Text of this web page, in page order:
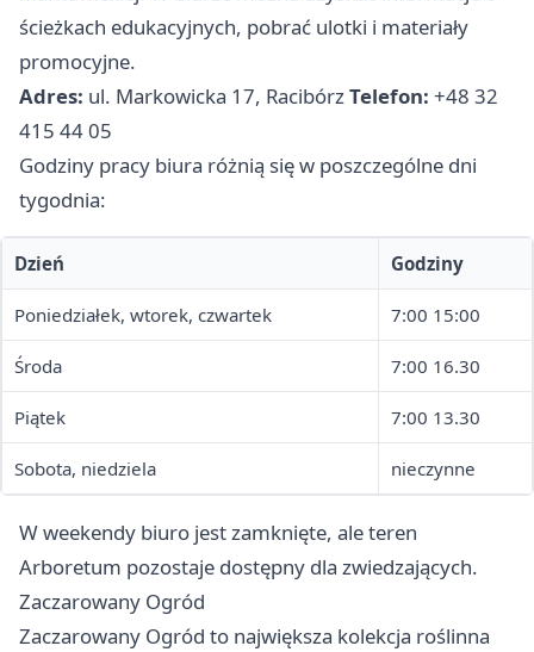
ścieżkach edukacyjnych, pobrać ulotki i materiały
promocyjne.
Adres: ul. Markowicka 17, RacibórzTelefon: +48 32
415 44 05
Godziny pracy biura różnią się w poszczególne dni
tygodnia:
Dzień Godziny
Poniedziałek, wtorek, czwartek 7:00 15:00
Środa 7:00 16.30
Piątek 7:00 13.30
Sobota, niedziela nieczynne
W weekendy biuro jest zamknięte, ale teren
Arboretum pozostaje dostępny dla zwiedzających.
Zaczarowany Ogród
Zaczarowany Ogród to największa kolekcja roślinna